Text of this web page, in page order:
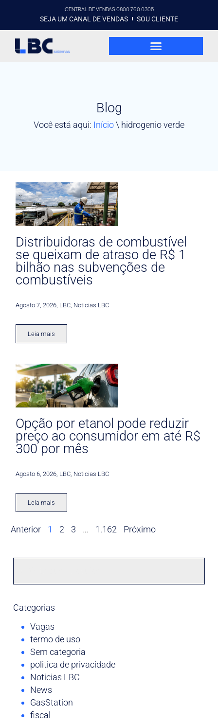
CENTRAL DE VENDAS 0800 760 0305
SEJA UM CANAL DE VENDAS SOU CLIENTE
Blog
Você está aqui: Início\ hidrogenio verde
Distribuidoras de combustível
se queixam de atraso de R$ 1
bilhão nas subvenções de
combustíveis
Agosto 7, 2026 LBC Noticias LBC
Leia mais
Opção por etanol pode reduzir
preço ao consumidor em até R$
300 por mês
Agosto 6, 2026 LBC Noticias LBC
Leia mais
Anterior 1 2 3 … 1.162 Próximo
Categorias
Vagas
termo de uso
Sem categoria
politica de privacidade
Noticias LBC
News
GasStation
fiscal